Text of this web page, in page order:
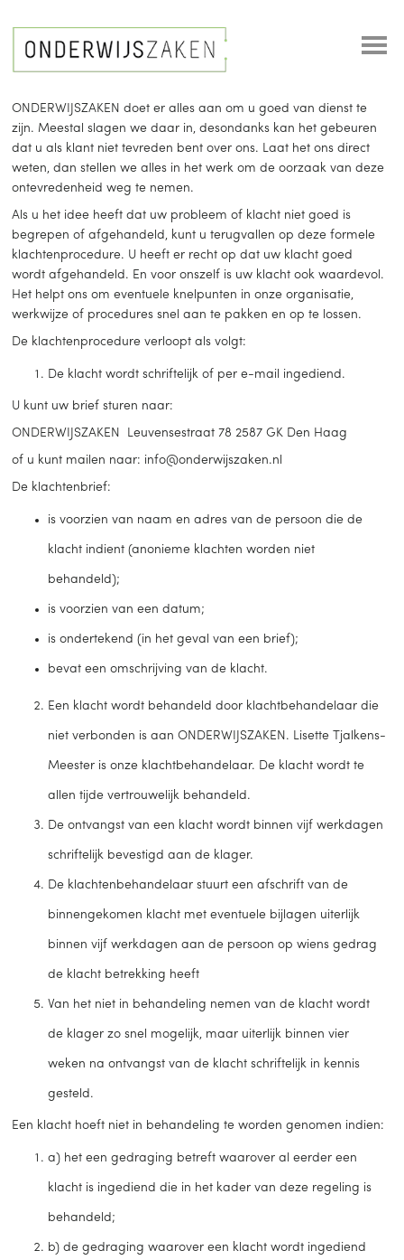
ONDERWIJSZAKEN doet er alles aan om u goed van dienst te
zijn. Meestal slagen we daar in, desondanks kan het gebeuren
dat u als klant niet tevreden bent over ons. Laat het ons direct
weten, dan stellen we alles in het werk om de oorzaak van deze
ontevredenheid weg te nemen.
Als u het idee heeft dat uw probleem of klacht niet goed is
begrepen of afgehandeld, kunt u terugvallen op deze formele
klachtenprocedure. U heeft er recht op dat uw klacht goed
wordt afgehandeld. En voor onszelf is uw klacht ook waardevol.
Het helpt ons om eventuele knelpunten in onze organisatie,
werkwijze of procedures snel aan te pakken en op te lossen.
De klachtenprocedure verloopt als volgt:
De klacht wordt schriftelijk of per e-mail ingediend.
U kunt uw brief sturen naar:
ONDERWIJSZAKEN Leuvensestraat 78 2587 GK Den Haag
of u kunt mailen naar: info@onderwijszaken.nl
De klachtenbrief:
is voorzien van naam en adres van de persoon die de
klacht indient (anonieme klachten worden niet
behandeld);
is voorzien van een datum;
is ondertekend (in het geval van een brief);
bevat een omschrijving van de klacht.
Een klacht wordt behandeld door klachtbehandelaar die
niet verbonden is aan ONDERWIJSZAKEN. Lisette Tjalkens-
Meester is onze klachtbehandelaar. De klacht wordt te
allen tijde vertrouwelijk behandeld.
De ontvangst van een klacht wordt binnen vijf werkdagen
schriftelijk bevestigd aan de klager.
De klachtenbehandelaar stuurt een afschrift van de
binnengekomen klacht met eventuele bijlagen uiterlijk
binnen vijf werkdagen aan de persoon op wiens gedrag
de klacht betrekking heeft
Van het niet in behandeling nemen van de klacht wordt
de klager zo snel mogelijk, maar uiterlijk binnen vier
weken na ontvangst van de klacht schriftelijk in kennis
gesteld.
Een klacht hoeft niet in behandeling te worden genomen indien:
a) het een gedraging betreft waarover al eerder een
klacht is ingediend die in het kader van deze regeling is
behandeld;
b) de gedraging waarover een klacht wordt ingediend